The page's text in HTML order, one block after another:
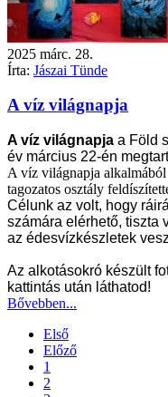
2025 márc. 28.
Írta: Jászai Tünde
A víz világnapja
A víz világnapja a Föld
év március 22-én
A víz világnapja
tagozatos osztály
Célunk az volt, hogy
számára elérhető, tiszta
az édesvízkészletek
Az alkotásokró készült
kattintás után láthatod!
Bővebben...
Első
Előző
1
2